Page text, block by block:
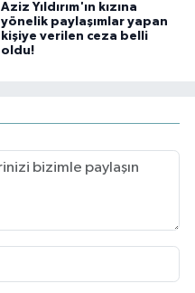
Aziz Yıldırım'ın kızına
yönelik paylaşımlar yapan
kişiye verilen ceza belli
oldu!